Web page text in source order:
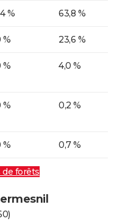
% 63,8 %
% 23,6 %
% 4,0 %
% 0,2 %
% 0,7 %
de forêts